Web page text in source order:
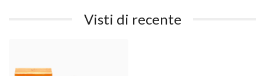
Visti di recente